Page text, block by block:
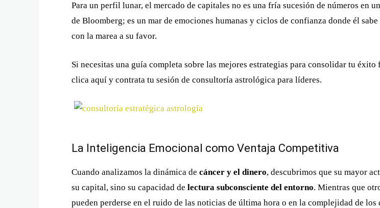
Para un perfil lunar, el mercado de capitales no es una fría sucesión de números en
de Bloomberg; es un mar de emociones humanas y ciclos de confianza donde él
con la marea a su favor.
Si necesitas una guía completa sobre las mejores estrategias para consolidar tu
clica aquí y contrata tu sesión de consultoría astrológica para líderes.
La Inteligencia Emocional como Ventaja Competitiva
Cuando analizamos la dinámica de cáncer y el dinero, descubrimos que su mayor
su capital, sino su capacidad de lectura subconsciente del entorno. Mientras que
pueden perderse en el ruido de las noticias de última hora o en la complejidad de los